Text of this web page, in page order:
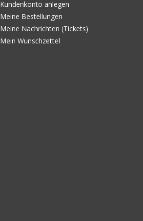
Kundenkonto anlegen
Meine Bestellungen
Meine Nachrichten (Tickets)
Mein Wunschzettel